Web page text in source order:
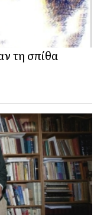
τη σπίθα